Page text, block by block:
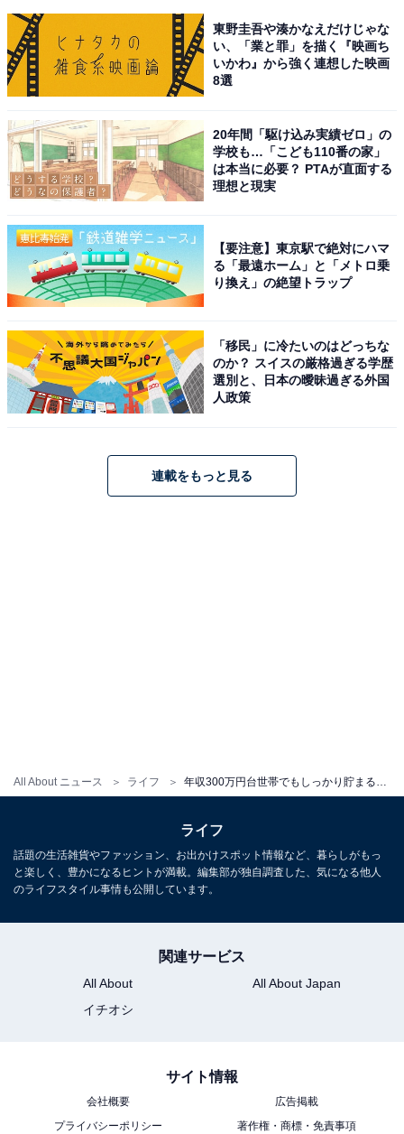
All About ニュース ライフ
車は車両代に加えランニングコストが高く、地方にいく
ほど収入に占める車関連費の割合がとても多くなりがち
です。マイホーム取得を機に、車1台減らす、通勤距離
を短くする、ということも考えていく必要があります。
長期のライフプランを立て、キャッシュフロー表で未来
の家計を確認していくと、車とマイホームにかけるお金
が、自分達の未来にどう影響するのかわかります。そう
することで、それらにいくらくらいかけるのがベターな
のかもわかってきます。
いのも家計を圧迫させる原因です。大きなバスタブには
大量のお湯が必要で、結果的に水道光熱費は高くなりま
す。将来の家族構成も想定しながら、家計とバランスの
年収300万円台のCさんがマイホームを取得するま
イスし、Cさんは試行錯誤しながら物件を探しました。
そのうちに、新築の注文住宅はコストがかかるうえにセ
ンスが必要なので意外と建売住宅の方が、住みやすくコ
き始めました。さらに、相場観や不動産の知識も自ずと
身に付いていきました。
ことができました。当然、貯蓄の歩みも止まっていませ
東野圭吾や湊かなえだけじゃな
い、「業と罪」を描く『映画ち
いかわ』から強く連想した映画
8選
20年間「駆け込み実績ゼロ」の
学校も…「こども110番の家」
は本当に必要？ PTAが直面する
理想と現実
【要注意】東京駅で絶対にハマ
る「最遠ホーム」と「メトロ乗
り換え」の絶望トラップ
「移民」に冷たいのはどっちな
のか？ スイスの厳格過ぎる学歴
選別と、日本の曖昧過ぎる外国
人政策
連載をもっと見る
ライフ
話題の生活雑貨やファッション、お出かけスポット情報など、暮らしがもっ
と楽しく、豊かになるヒントが満載。編集部が独自調査した、気になる他人
のライフスタイル事情も公開しています。
関連サービス
All About
All About Japan
イチオシ
サイト情報
会社概要
広告掲載
プライバシーポリシー
著作権・商標・免責事項